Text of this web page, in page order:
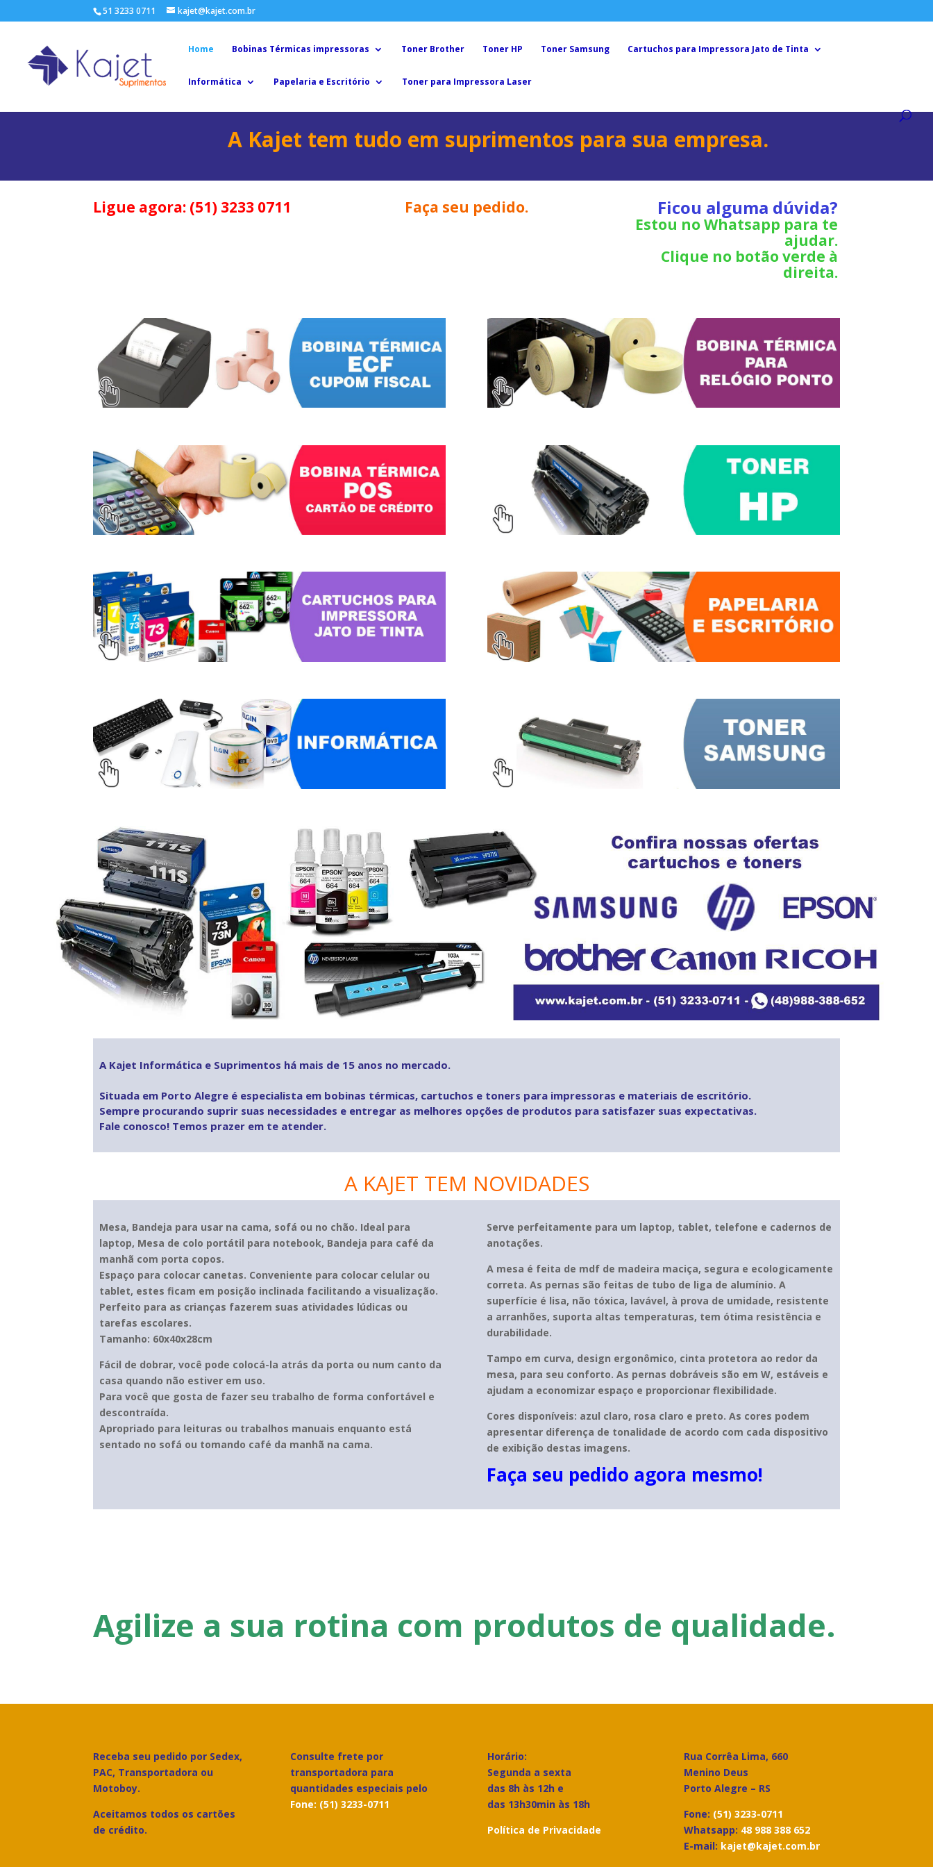
51 3233 0711 kajet@kajet.com.br
Home Bobinas Térmicas impressoras Toner Brother Toner HP Toner Samsung Cartuchos para Impressora Jato de Tinta
Informática Papelaria e Escritório Toner para Impressora Laser
A Kajet tem tudo em suprimentos para sua empresa.
Ligue agora: (51) 3233 0711 Faça seu pedido. Ficou alguma dúvida?
Estou no Whatsapp para te
ajudar.
Clique no botão verde à
direita.
A Kajet Informática e Suprimentos há mais de 15 anos no mercado.
Situada em Porto Alegre é especialista em bobinas térmicas, cartuchos e toners para impressoras e materiais de escritório.
Sempre procurando suprir suas necessidades e entregar as melhores opções de produtos para satisfazer suas expectativas.
Fale conosco! Temos prazer em te atender.
A KAJET TEM NOVIDADES
Mesa, Bandeja para usar na cama, sofá ou no chão. Ideal para
laptop, Mesa de colo portátil para notebook, Bandeja para café da
manhã com porta copos.
Espaço para colocar canetas. Conveniente para colocar celular ou
tablet, estes ficam em posição inclinada facilitando a visualização.
Perfeito para as crianças fazerem suas atividades lúdicas ou
tarefas escolares.
Tamanho: 60x40x28cm
Fácil de dobrar, você pode colocá-la atrás da porta ou num canto da
casa quando não estiver em uso.
Para você que gosta de fazer seu trabalho de forma confortável e
descontraída.
Apropriado para leituras ou trabalhos manuais enquanto está
sentado no sofá ou tomando café da manhã na cama.
Serve perfeitamente para um laptop, tablet, telefone e cadernos de
anotações.
A mesa é feita de mdf de madeira maciça, segura e ecologicamente
correta. As pernas são feitas de tubo de liga de alumínio. A
superfície é lisa, não tóxica, lavável, à prova de umidade, resistente
a arranhões, suporta altas temperaturas, tem ótima resistência e
durabilidade.
Tampo em curva, design ergonômico, cinta protetora ao redor da
mesa, para seu conforto. As pernas dobráveis são em W, estáveis e
ajudam a economizar espaço e proporcionar flexibilidade.
Cores disponíveis: azul claro, rosa claro e preto. As cores podem
apresentar diferença de tonalidade de acordo com cada dispositivo
de exibição destas imagens.
Faça seu pedido agora mesmo!
Agilize a sua rotina com produtos de qualidade.
Receba seu pedido por Sedex,
PAC, Transportadora ou
Motoboy.
Aceitamos todos os cartões
de crédito.
Consulte frete por
transportadora para
quantidades especiais pelo
Fone: (51) 3233-0711
Horário:
Segunda a sexta
das 8h às 12h e
das 13h30min às 18h
Política de Privacidade
Rua Corrêa Lima, 660
Menino Deus
Porto Alegre – RS
Fone: (51) 3233-0711
Whatsapp: 48 988 388 652
E-mail: kajet@kajet.com.br